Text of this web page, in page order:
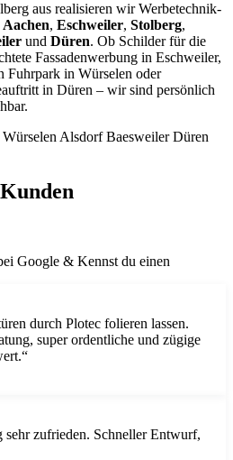
aus realisieren wir Werbetechnik-
Aachen, Eschweiler, Stolberg,
und Düren. Ob Schilder für die
Fassadenwerbung in Eschweiler,
Fuhrpark in Würselen oder
in Düren – wir sind persönlich
Würselen Alsdorf Baesweiler Düren
Google & Kennst du einen
durch Plotec folieren lassen.
super ordentliche und zügige
zufrieden. Schneller Entwurf,